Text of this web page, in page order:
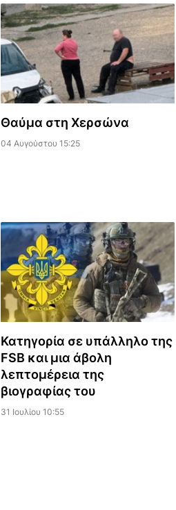
Θαύμα στη Χερσώνα
04 Αυγούστου 15:25
Κατηγορία σε υπάλληλο της
FSB και μια άβολη
λεπτομέρεια της
βιογραφίας του
31 Ιουλίου 10:55